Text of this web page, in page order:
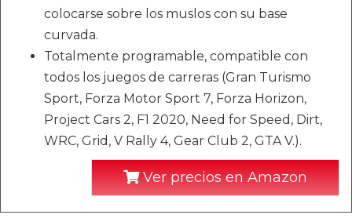
colocarse sobre los muslos con su base
curvada.
Totalmente programable, compatible con
todos los juegos de carreras (Gran Turismo
Sport, Forza Motor Sport 7, Forza Horizon,
Project Cars 2, F1 2020, Need for Speed, Dirt,
WRC, Grid, V Rally 4, Gear Club 2, GTA V.).
Ver precios en Amazon